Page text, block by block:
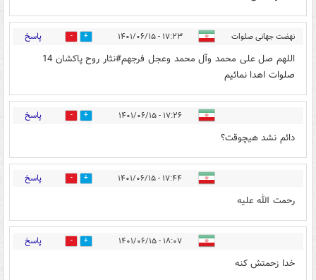
نهضت جهانی صلوات ۱۷:۲۳ - ۱۴۰۱/۰۶/۱۵ 9 پاسخ
اللهم صل علی محمد وآل محمد وعجل فرجهم#نثار روح پاکشان 14
صلوات اهدا نمائیم
۱۷:۲۶ - ۱۴۰۱/۰۶/۱۵ 5 پاسخ
دائم نشد هیچوقت؟
۱۷:۴۴ - ۱۴۰۱/۰۶/۱۵ 8 پاسخ
رحمت الله علیه
۱۸:۰۷ - ۱۴۰۱/۰۶/۱۵ 7 پاسخ
خدا زحمتش کنه